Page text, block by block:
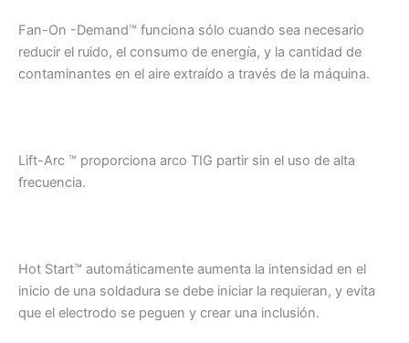
Fan-On -Demand™ funciona sólo cuando sea necesario
reducir el ruido, el consumo de energía, y la cantidad de
contaminantes en el aire extraído a través de la máquina.
Lift-Arc ™ proporciona arco TIG partir sin el uso de alta
frecuencia.
Hot Start™ automáticamente aumenta la intensidad en el
inicio de una soldadura se debe iniciar la requieran, y evita
que el electrodo se peguen y crear una inclusión.